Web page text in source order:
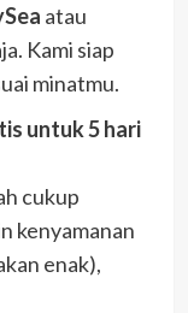
atau
Kami siap
minatmu.
untuk 5 hari
cukup
kenyamanan
enak),